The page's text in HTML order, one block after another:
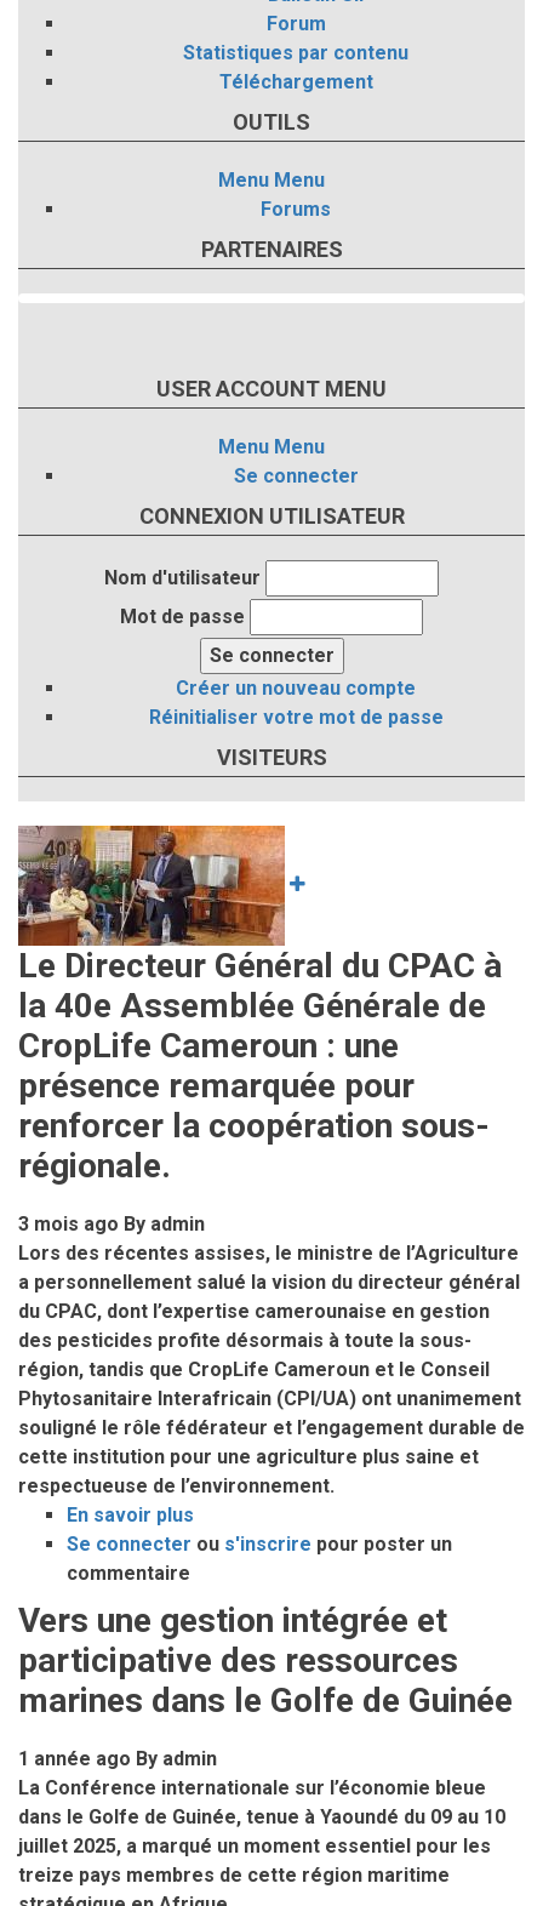
Forum
Statistiques par contenu
Téléchargement
OUTILS
Menu Menu
Forums
PARTENAIRES
USER ACCOUNT MENU
Menu Menu
Se connecter
CONNEXION UTILISATEUR
Nom d'utilisateur
Mot de passe
Créer un nouveau compte
Réinitialiser votre mot de passe
VISITEURS
Image
Le Directeur Général du CPAC à
la 40e Assemblée Générale de
CropLife Cameroun : une
présence remarquée pour
renforcer la coopération sous-
régionale.
3 mois ago By admin
Lors des récentes assises, le ministre de l’Agriculture
a personnellement salué la vision du directeur général
du CPAC, dont l’expertise camerounaise en gestion
des pesticides profite désormais à toute la sous-
région, tandis que CropLife Cameroun et le Conseil
Phytosanitaire Interafricain (CPI/UA) ont unanimement
souligné le rôle fédérateur et l’engagement durable de
cette institution pour une agriculture plus saine et
respectueuse de l’environnement.
En savoir plus
Le
Général
du
CPAC
à
la
40e
Assemblée
Générale
de
CropLife
Se connecter ou s'inscrire pour poster un
commentaire
Vers une gestion intégrée et
participative des ressources
marines dans le Golfe de Guinée
1 année ago By admin
La Conférence internationale sur l’économie bleue
dans le Golfe de Guinée, tenue à Yaoundé du 09 au 10
juillet 2025, a marqué un moment essentiel pour les
treize pays membres de cette région maritime